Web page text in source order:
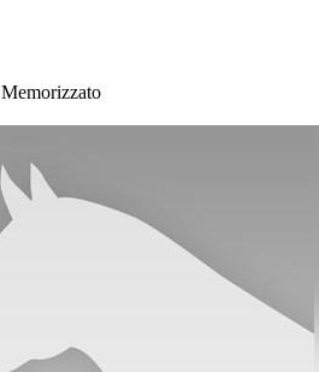
Memorizzato